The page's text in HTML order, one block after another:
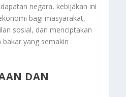
negara, kebijakan ini
bagi masyarakat,
sosial, dan menciptakan
yang semakin
DAN